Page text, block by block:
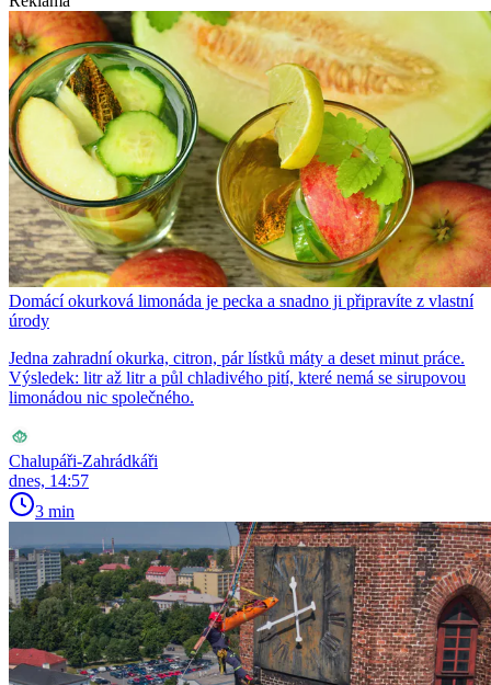
Domácí okurková limonáda je pecka a snadno ji připravíte z vlastní
úrody
Jedna zahradní okurka, citron, pár lístků máty a deset minut práce.
Výsledek: litr až litr a půl chladivého pití, které nemá se sirupovou
limonádou nic společného.
Chalupáři-Zahrádkáři
dnes, 14:57
3 min